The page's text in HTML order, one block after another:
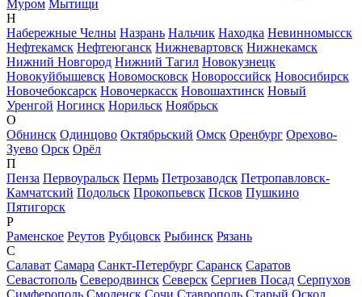
Муром Мытищи
Н
Набережные Челны Назрань Нальчик Находка Невинномысск
Нефтекамск Нефтеюганск Нижневартовск Нижнекамск
Нижний Новгород Нижний Тагил Новокузнецк
Новокуйбышевск Новомосковск Новороссийск Новосибирск
Новочебоксарск Новочеркасск Новошахтинск Новый
Уренгой Ногинск Норильск Ноябрьск
О
Обнинск Одинцово Октябрьский Омск Оренбург Орехово-
Зуево Орск Орёл
П
Пенза Первоуральск Пермь Петрозаводск Петропавловск-
Камчатский Подольск Прокопьевск Псков Пушкино
Пятигорск
Р
Раменское Реутов Рубцовск Рыбинск Рязань
С
Салават Самара Санкт-Петербург Саранск Саратов
Севастополь Северодвинск Северск Сергиев Посад Серпухов
Симферополь Смоленск Сочи Ставрополь Старый Оскол